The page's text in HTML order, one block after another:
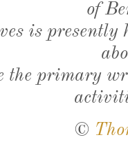
of
is presently
the primary
©